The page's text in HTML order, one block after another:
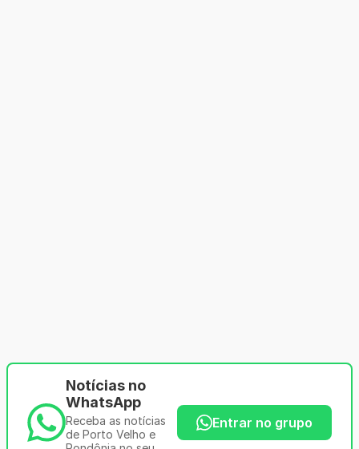
Notícias no
WhatsApp
Receba as notícias
de Porto Velho e
Entrar no grupo